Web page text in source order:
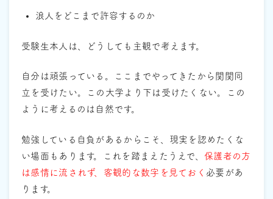
浪人をどこまで許容するのか
受験生本人は、どうしても主観で考えます。
自分は頑張っている。ここまでやってきたから関関同
立を受けたい。この大学より下は受けたくない。この
ように考えるのは自然です。
勉強している自負があるからこそ、現実を認めたくな
い場面もあります。これを踏まえたうえで、 保護者の方
は感情に流されず、客観的な数字を見ておく 必要があ
ります。